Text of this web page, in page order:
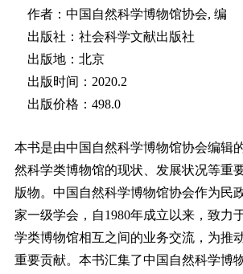
作者：中国自然科学博物馆协会, 编
出版社：社会科学文献出版社
出版地：北京
出版时间：2020.2
出版价格：498.0
本书是由中国自然科学博物馆协会编辑
然科学类博物馆的现状、发展状况等重
版物。中国自然科学博物馆协会作为民
家一级学会，自1980年成立以来，致力
学类博物馆相互之间的业务交流，为推
重要贡献。本书汇集了中国自然科学博